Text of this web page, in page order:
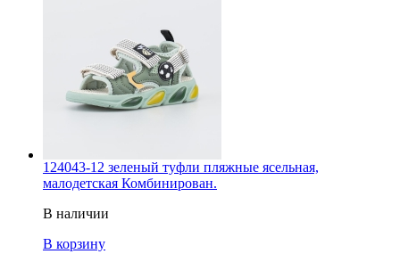
124043-12 зеленый туфли пляжные ясельная,
малодетская Комбинирован.
В наличии
В корзину